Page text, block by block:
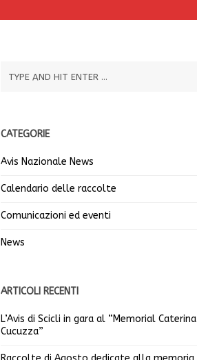
CATEGORIE
Avis Nazionale News
Calendario delle raccolte
Comunicazioni ed eventi
News
ARTICOLI RECENTI
L’Avis di Scicli in gara al “Memorial Caterina
Cucuzza”